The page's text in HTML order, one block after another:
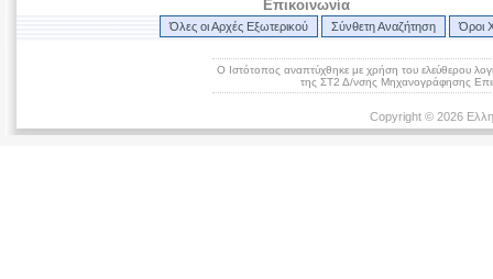
Επικοινωνία
Όλες οι Αρχές Εξωτερικού Σύνθετη Αναζήτηση Όροι
Ο Ιστότοπος αναπτύχθηκε με χρήση του ελεύθερου
της ΣΤ2 Δ/νσης Μηχανογράφησης
Copyright © 2026